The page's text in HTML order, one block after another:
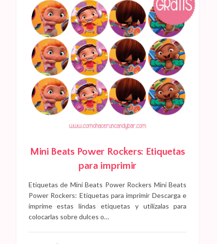
Mini Beats Power Rockers: Etiquetas
para imprimir
Etiquetas de Mini Beats Power Rockers Mini Beats
Power Rockers: Etiquetas para imprimir Descarga e
imprime estas lindas etiquetas y utilízalas para
colocarlas sobre dulces o…